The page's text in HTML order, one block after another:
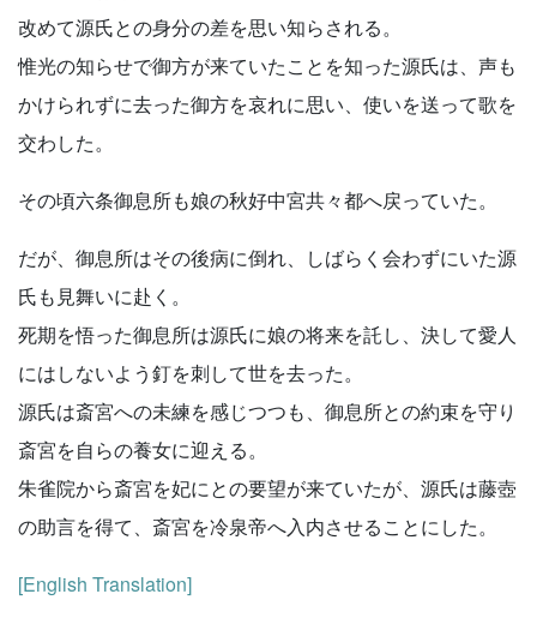
改めて源氏との身分の差を思い知らされる。
惟光の知らせで御方が来ていたことを知った源氏は、声も
かけられずに去った御方を哀れに思い、使いを送って歌を
交わした。
その頃六条御息所も娘の秋好中宮共々都へ戻っていた。
だが、御息所はその後病に倒れ、しばらく会わずにいた源
氏も見舞いに赴く。
死期を悟った御息所は源氏に娘の将来を託し、決して愛人
にはしないよう釘を刺して世を去った。
源氏は斎宮への未練を感じつつも、御息所との約束を守り
斎宮を自らの養女に迎える。
朱雀院から斎宮を妃にとの要望が来ていたが、源氏は藤壺
の助言を得て、斎宮を冷泉帝へ入内させることにした。
[English Translation]